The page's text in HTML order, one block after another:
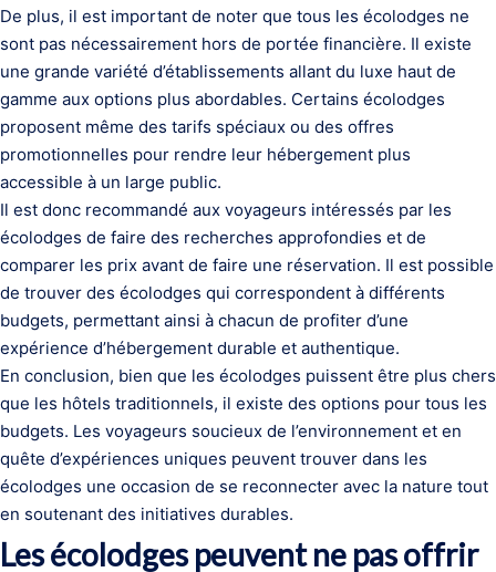
De plus, il est important de noter que tous les écolodges ne
sont pas nécessairement hors de portée financière. Il existe
une grande variété d’établissements allant du luxe haut de
gamme aux options plus abordables. Certains écolodges
proposent même des tarifs spéciaux ou des offres
promotionnelles pour rendre leur hébergement plus
accessible à un large public.
Il est donc recommandé aux voyageurs intéressés par les
écolodges de faire des recherches approfondies et de
comparer les prix avant de faire une réservation. Il est possible
de trouver des écolodges qui correspondent à différents
budgets, permettant ainsi à chacun de profiter d’une
expérience d’hébergement durable et authentique.
En conclusion, bien que les écolodges puissent être plus chers
que les hôtels traditionnels, il existe des options pour tous les
budgets. Les voyageurs soucieux de l’environnement et en
quête d’expériences uniques peuvent trouver dans les
écolodges une occasion de se reconnecter avec la nature tout
en soutenant des initiatives durables.
Les écolodges peuvent ne pas offrir